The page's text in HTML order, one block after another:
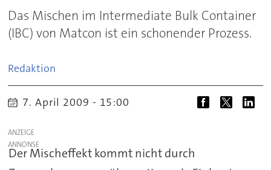
Das Mischen im Intermediate Bulk Container
(IBC) von Matcon ist ein schonender Prozess.
Redaktion
7. April 2009 - 15:00
ANZEIGE
Der Mischeffekt kommt nicht durch